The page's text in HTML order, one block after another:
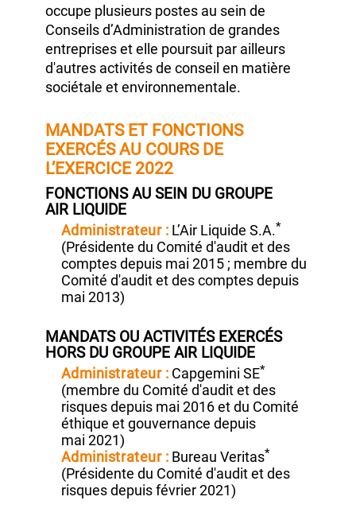
occupe les fonctions de Directrice
Financière et membre du Comité Exécutif
du groupe Sodexo.Depuis 2016,elle
occupe plusieurs postes au sein de
Conseils d’Administration de grandes
d'autres activités de conseil en matière
sociétale et environnementale.
MANDATS ET FONCTIONS
EXERCÉS AU COURS DE
L’EXERCICE 2022
FONCTIONS AU SEIN DU GROUPE
AIR LIQUIDE
Administrateur : L’Air Liquide S.A.*
(Présidente
Comité d'audit et des comptes depuis
mai 2013)
MANDATS OU ACTIVITÉS EXERCÉS
HORS DU GROUPEAIR LIQUIDE
Administrateur :Capgemini SE
(membredu Comité d'audit et des
risques depuismai 2016et du Comité
éthique et gouvernance depuis
mai 2021)